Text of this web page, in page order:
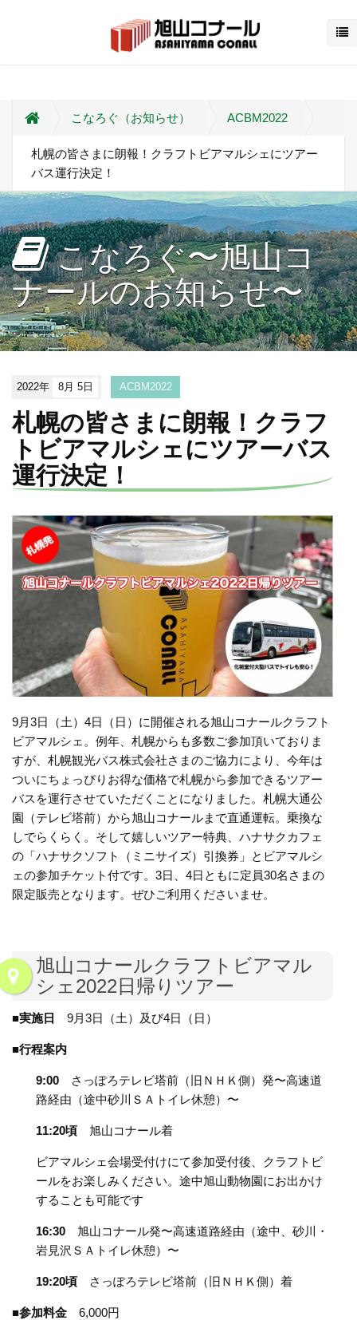
こなろぐ（お知らせ） ACBM2022
札幌の皆さまに朗報！クラフトビアマルシェにツアー
バス運行決定！
こなろぐ〜旭山コ
ナールのお知らせ〜
2022年 8月 5日 ACBM2022
札幌の皆さまに朗報！クラフ
トビアマルシェにツアーバス
運行決定！
9月3日（土）4日（日）に開催される旭山コナールクラフト
ビアマルシェ。例年、札幌からも多数ご参加頂いておりま
すが、札幌観光バス株式会社さまのご協力により、今年は
ついにちょっぴりお得な価格で札幌から参加できるツアー
バスを運行させていただくことになりました。札幌大通公
園（テレビ塔前）から旭山コナールまで直通運転。乗換な
しでらくらく。そして嬉しいツアー特典、ハナサクカフェ
の「ハナサクソフト（ミニサイズ）引換券」とビアマルシ
ェの参加チケット付です。3日、4日ともに定員30名さまの
限定販売となります。ぜひご利用くださいませ。
旭山コナールクラフトビアマル
シェ2022日帰りツアー
■実施日 9月3日（土）及び4日（日）
■行程案内
9:00 さっぽろテレビ塔前（旧ＮＨＫ側）発〜高速道
路経由（途中砂川ＳＡトイレ休憩）〜
11:20頃 旭山コナール着
ビアマルシェ会場受付けにて参加受付後、クラフトビ
ールをお楽しみください。途中旭山動物園にお出かけ
することも可能です
16:30 旭山コナール発〜高速道路経由（途中、砂川・
岩見沢ＳＡトイレ休憩）〜
19:20頃 さっぽろテレビ塔前（旧ＮＨＫ側）着
■参加料金 6,000円